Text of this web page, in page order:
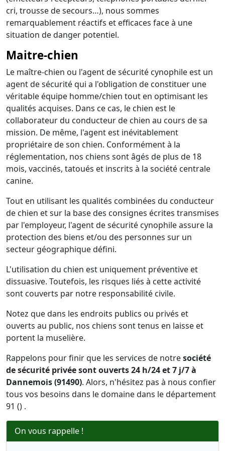
cri, trousse de secours…), nous sommes
remarquablement réactifs et efficaces face à une
situation de danger potentiel.
Maitre-chien
Le maître-chien ou l'agent de sécurité cynophile est un
agent de sécurité qui a l'obligation de constituer une
véritable équipe homme/chien tout en optimisant les
qualités acquises. Dans ce cas, le chien est le
collaborateur du conducteur de chien au cours de sa
mission. De même, l'agent est inévitablement
propriétaire de son chien. Conformément à la
réglementation, nos chiens sont âgés de plus de 18
mois, vaccinés, tatoués et inscrits à la société centrale
canine.
Tout en utilisant les qualités combinées du conducteur
de chien et sur la base des consignes écrites transmises
par l'employeur, l'agent de sécurité cynophile assure la
protection des biens et/ou des personnes sur un
secteur géographique défini.
L'utilisation du chien est uniquement préventive et
dissuasive. Toutefois, les risques liés à cette activité
sont couverts par notre responsabilité civile.
Notez que dans les endroits publics ou privés et
ouverts au public, nos chiens sont tenus en laisse et
portent la muselière.
Rappelons pour finir que les services de notresociété
de sécurité privée sont ouverts 24 h/24 et 7 j/7 à
Dannemois (91490). Alors, n'hésitez pas à nous confier
tous vos besoins dans le domaine dans le département
91 () .
On vous rappelle !